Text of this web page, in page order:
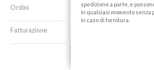
Ordini
Fatturazione
spedizione a parte, e
in qualsiasi momento senza
in caso di fornitura.